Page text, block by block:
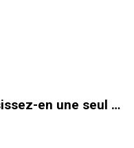
en une seul …